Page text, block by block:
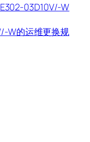
03D10V/-W
W的运维更换规